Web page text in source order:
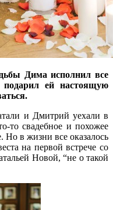
Дима исполнил все
ей настоящую
и Дмитрий уехали в
то свадебное и похожее
Но в жизни все оказалось
на первой встрече со
Новой, “не о такой